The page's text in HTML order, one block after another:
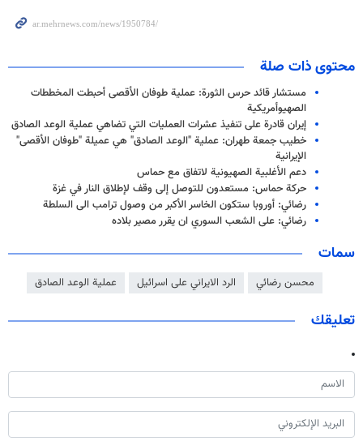
محتوى ذات صلة
مستشار قائد حرس الثورة: عملية طوفان الأقصى أحبطت المخططات
الصهيوأمريكية
إيران قادرة على تنفيذ عشرات العمليات التي تضاهي عملية الوعد الصادق
خطيب جمعة طهران: عملية "الوعد الصادق" هي عميلة "طوفان الأقصى"
الإيرانية
دعم الأغلبية الصهيونية لاتفاق مع حماس
حركة حماس: مستعدون للتوصل إلى وقف لإطلاق النار في غزة
رضائي: أوروبا ستكون الخاسر الأكبر من وصول ترامب الى السلطة
رضائي: على الشعب السوري ان يقرر مصير بلاده
سمات
محسن رضائي الرد الايراني على اسرائيل عملية الوعد الصادق
تعليقك